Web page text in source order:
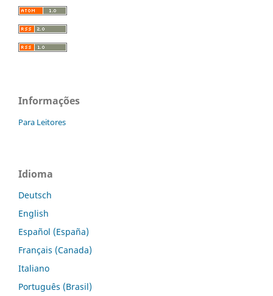
Informações
Para Leitores
Idioma
Deutsch
English
Español (España)
Français (Canada)
Italiano
Português (Brasil)